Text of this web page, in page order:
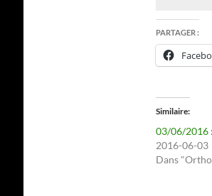
PARTAGER :
Similaire
03/06/2016
2016-06-03
Dans